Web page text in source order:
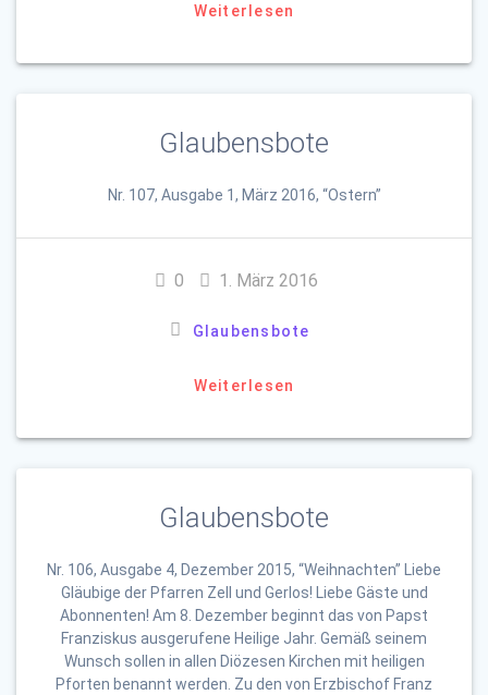
Weiterlesen
Glaubensbote
Nr. 107, Ausgabe 1, März 2016, “Ostern”
0 1. März 2016
Glaubensbote
Weiterlesen
Glaubensbote
Nr. 106, Ausgabe 4, Dezember 2015, “Weihnachten” Liebe
Gläubige der Pfarren Zell und Gerlos! Liebe Gäste und
Abonnenten! Am 8. Dezember beginnt das von Papst
Franziskus ausgerufene Heilige Jahr. Gemäß seinem
Wunsch sollen in allen Diözesen Kirchen mit heiligen
Pforten benannt werden. Zu den von Erzbischof Franz